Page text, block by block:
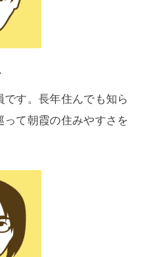
す。長年住んでも知ら
て朝霞の住みやすさを